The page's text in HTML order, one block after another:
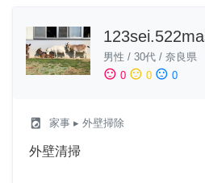
男性 / 30代 / 奈良県
sentiment_satisfied 0 sentiment_neutral 0 sentiment_dissatisfied 0
local_laundry_service 家事 ▸ 外壁掃除
外壁清掃